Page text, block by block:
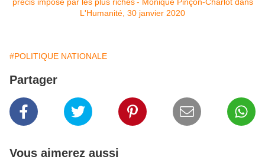
#POLITIQUE NATIONALE
Partager
Vous aimerez aussi